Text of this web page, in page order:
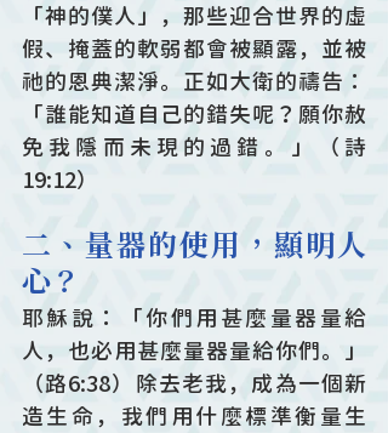
「神的僕人」，那些迎合世界的虛
假、掩蓋的軟弱都會被顯露，並被
祂的恩典潔淨。正如大衛的禱告：
「誰能知道自己的錯失呢？願你赦
免我隱而未現的過錯。」（詩
19:12）
二、量器的使用，顯明人
心？
耶穌說：「你們用甚麼量器量給
人，也必用甚麼量器量給你們。」
（路6:38）除去老我，成為一個新
造生命，我們用什麼標準衡量生